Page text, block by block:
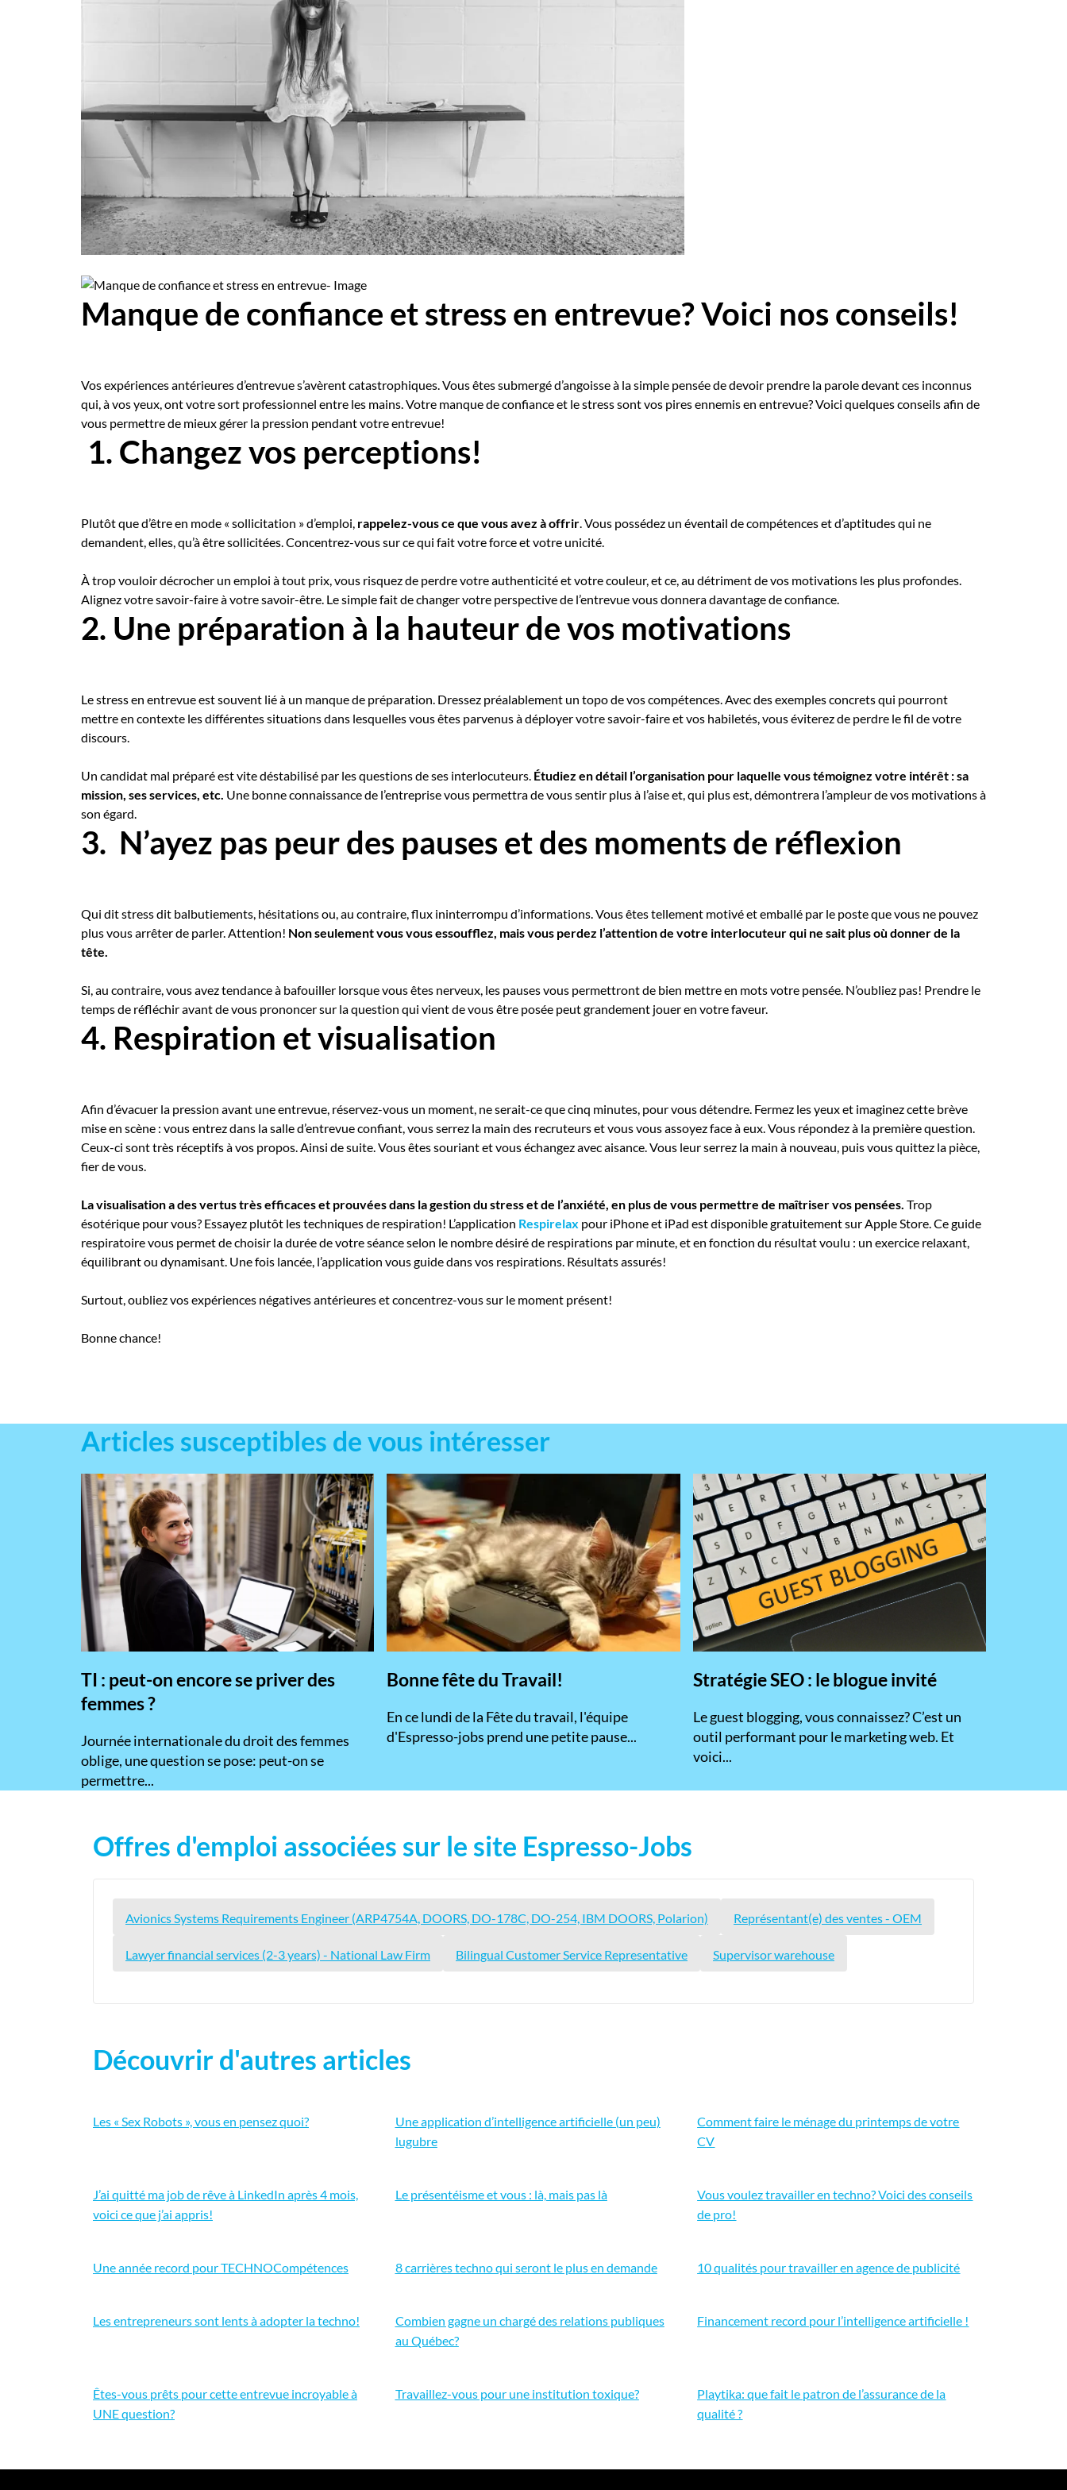
Manque de confiance et stress en entrevue? Voici nos conseils!
Vos expériences antérieures d’entrevue s’avèrent catastrophiques. Vous êtes submergé d’angoisse à la simple pensée de devoir prendre la parole devant ces inconnus
qui, à vos yeux, ont votre sort professionnel entre les mains. Votre manque de confiance et le stress sont vos pires ennemis en entrevue? Voici quelques conseils afin de
vous permettre de mieux gérer la pression pendant votre entrevue!
1. Changez vos perceptions!
Plutôt que d’être en mode « sollicitation » d’emploi, rappelez-vous ce que vous avez à offrir. Vous possédez un éventail de compétences et d’aptitudes qui ne
demandent, elles, qu’à être sollicitées. Concentrez-vous sur ce qui fait votre force et votre unicité.
À trop vouloir décrocher un emploi à tout prix, vous risquez de perdre votre authenticité et votre couleur, et ce, au détriment de vos motivations les plus profondes.
Alignez votre savoir-faire à votre savoir-être. Le simple fait de changer votre perspective de l’entrevue vous donnera davantage de confiance.
2. Une préparation à la hauteur de vos motivations
Le stress en entrevue est souvent lié à un manque de préparation. Dressez préalablement un topo de vos compétences. Avec des exemples concrets qui pourront
mettre en contexte les différentes situations dans lesquelles vous êtes parvenus à déployer votre savoir-faire et vos habiletés, vous éviterez de perdre le fil de votre
discours.
Un candidat mal préparé est vite déstabilisé par les questions de ses interlocuteurs. Étudiez en détail l’organisation pour laquelle vous témoignez votre intérêt : sa
mission, ses services, etc. Une bonne connaissance de l’entreprise vous permettra de vous sentir plus à l’aise et, qui plus est, démontrera l’ampleur de vos motivations à
son égard.
3. N’ayez pas peur des pauses et des moments de réflexion
Qui dit stress dit balbutiements, hésitations ou, au contraire, flux ininterrompu d’informations. Vous êtes tellement motivé et emballé par le poste que vous ne pouvez
plus vous arrêter de parler. Attention! Non seulement vous vous essoufflez, mais vous perdez l’attention de votre interlocuteur qui ne sait plus où donner de la
tête.
Si, au contraire, vous avez tendance à bafouiller lorsque vous êtes nerveux, les pauses vous permettront de bien mettre en mots votre pensée. N’oubliez pas! Prendre le
temps de réfléchir avant de vous prononcer sur la question qui vient de vous être posée peut grandement jouer en votre faveur.
4. Respiration et visualisation
Afin d’évacuer la pression avant une entrevue, réservez-vous un moment, ne serait-ce que cinq minutes, pour vous détendre. Fermez les yeux et imaginez cette brève
mise en scène : vous entrez dans la salle d’entrevue confiant, vous serrez la main des recruteurs et vous vous assoyez face à eux. Vous répondez à la première question.
Ceux-ci sont très réceptifs à vos propos. Ainsi de suite. Vous êtes souriant et vous échangez avec aisance. Vous leur serrez la main à nouveau, puis vous quittez la pièce,
fier de vous.
La visualisation a des vertus très efficaces et prouvées dans la gestion du stress et de l’anxiété, en plus de vous permettre de maîtriser vos pensées. Trop
ésotérique pour vous? Essayez plutôt les techniques de respiration! L’application Respirelax pour iPhone et iPad est disponible gratuitement sur Apple Store. Ce guide
respiratoire vous permet de choisir la durée de votre séance selon le nombre désiré de respirations par minute, et en fonction du résultat voulu : un exercice relaxant,
équilibrant ou dynamisant. Une fois lancée, l’application vous guide dans vos respirations. Résultats assurés!
Surtout, oubliez vos expériences négatives antérieures et concentrez-vous sur le moment présent!
Bonne chance!
Articles susceptibles de vous intéresser
TI : peut-on encore se priver des
femmes ?
​Journée internationale du droit des femmes
oblige, une question se pose: peut-on se
permettre...
Bonne fête du Travail!
En ce lundi de la Fête du travail, l'équipe
d'Espresso-jobs prend une petite pause...
Stratégie SEO : le blogue invité
​Le guest blogging, vous connaissez? C’est un
outil performant pour le marketing web. Et
voici...
Offres d'emploi associées sur le site Espresso-Jobs
Avionics Systems Requirements Engineer (ARP4754A, DOORS, DO-178C, DO-254, IBM DOORS, Polarion) Représentant(e) des ventes - OEM
Lawyer financial services (2-3 years) - National Law Firm Bilingual Customer Service Representative Supervisor warehouse
Découvrir d'autres articles
Les « Sex Robots », vous en pensez quoi?
Une application d’intelligence artificielle (un peu)
lugubre
Comment faire le ménage du printemps de votre
CV
J’ai quitté ma job de rêve à LinkedIn après 4 mois,
voici ce que j’ai appris!
Le présentéisme et vous : là, mais pas là
Vous voulez travailler en techno? Voici des conseils
de pro!
Une année record pour TECHNOCompétences 8 carrières techno qui seront le plus en demande 10 qualités pour travailler en agence de publicité
Les entrepreneurs sont lents à adopter la techno!
Combien gagne un chargé des relations publiques
au Québec?
Financement record pour l’intelligence artificielle !
Êtes-vous prêts pour cette entrevue incroyable à
UNE question?
Travaillez-vous pour une institution toxique?
Playtika: que fait le patron de l’assurance de la
qualité ?